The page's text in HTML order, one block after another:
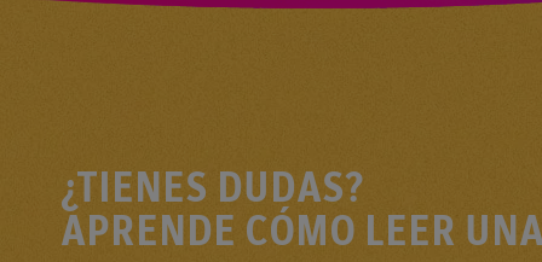
¿TIENES DUDAS?
APRENDE CÓMO LEER